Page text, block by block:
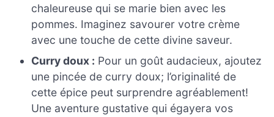
chaleureuse qui se marie bien avec les
pommes. Imaginez savourer votre crème
avec une touche de cette divine saveur.
Curry doux : Pour un goût audacieux, ajoutez
une pincée de curry doux; l’originalité de
cette épice peut surprendre agréablement!
Une aventure gustative qui égayera vos